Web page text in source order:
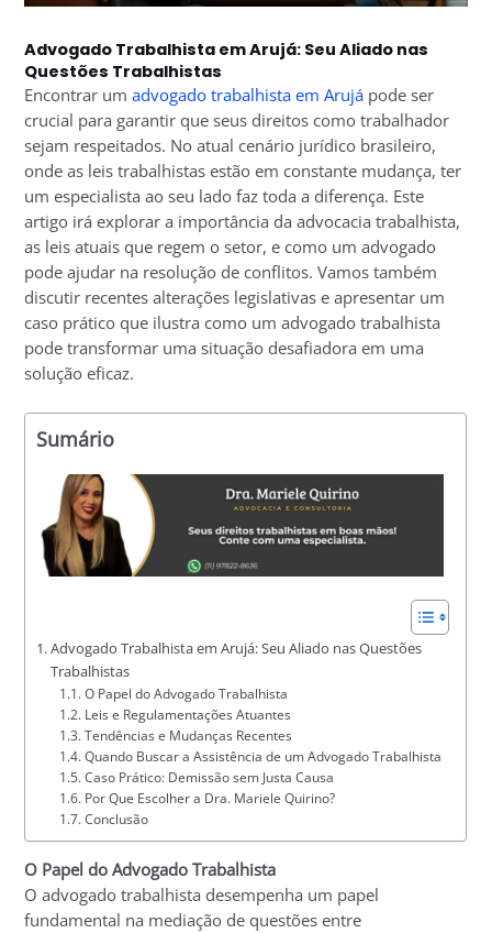
Advogado Trabalhista em Arujá: Seu Aliado nas
Questões Trabalhistas
Encontrar umadvogado trabalhista em Arujá pode ser
crucial para garantir que seus direitos como trabalhador
sejam respeitados. No atual cenário jurídico brasileiro,
onde as leis trabalhistas estão em constante mudança, ter
um especialista ao seu lado faz toda a diferença. Este
artigo irá explorar a importância da advocacia trabalhista,
as leis atuais que regem o setor, e como um advogado
pode ajudar na resolução de conflitos. Vamos também
discutir recentes alterações legislativas e apresentar um
caso prático que ilustra como um advogado trabalhista
pode transformar uma situação desafiadora em uma
solução eficaz.
Sumário
Advogado Trabalhista em Arujá: Seu Aliado nas Questões
Trabalhistas
O Papel do Advogado Trabalhista
Leis e Regulamentações Atuantes
Tendências e Mudanças Recentes
Quando Buscar a Assistência de um Advogado Trabalhista
Caso Prático: Demissão sem Justa Causa
Por Que Escolher a Dra. Mariele Quirino?
Conclusão
O Papel do Advogado Trabalhista
O advogado trabalhista desempenha um papel
fundamental na mediação de questões entre